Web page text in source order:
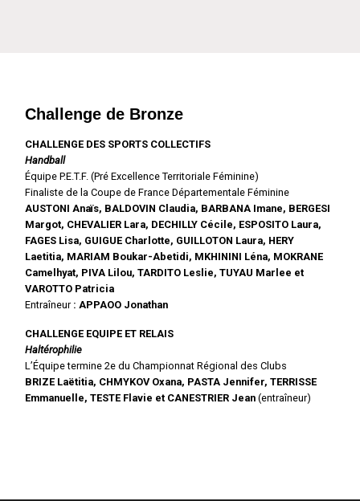
Challenge de Bronze
CHALLENGE DES SPORTS COLLECTIFS
Handball
Équipe P.E.T.F. (Pré Excellence Territoriale Féminine)
Finaliste de la Coupe de France Départementale Féminine
AUSTONI Anaïs, BALDOVIN Claudia, BARBANA Imane, BERGESI
Margot, CHEVALIER Lara, DECHILLY Cécile, ESPOSITO Laura,
FAGES Lisa, GUIGUE Charlotte, GUILLOTON Laura, HERY
Laetitia, MARIAM Boukar-Abetidi, MKHININI Léna, MOKRANE
Camelhyat, PIVA Lilou, TARDITO Leslie, TUYAU Marlee et
VAROTTO Patricia
Entraîneur: APPAOO Jonathan
CHALLENGE EQUIPE ET RELAIS
Haltérophilie
L’Équipe termine 2e du Championnat Régional des Clubs
BRIZE Laëtitia, CHMYKOV Oxana, PASTA Jennifer, TERRISSE
Emmanuelle, TESTE Flavie et CANESTRIER Jean (entraîneur)